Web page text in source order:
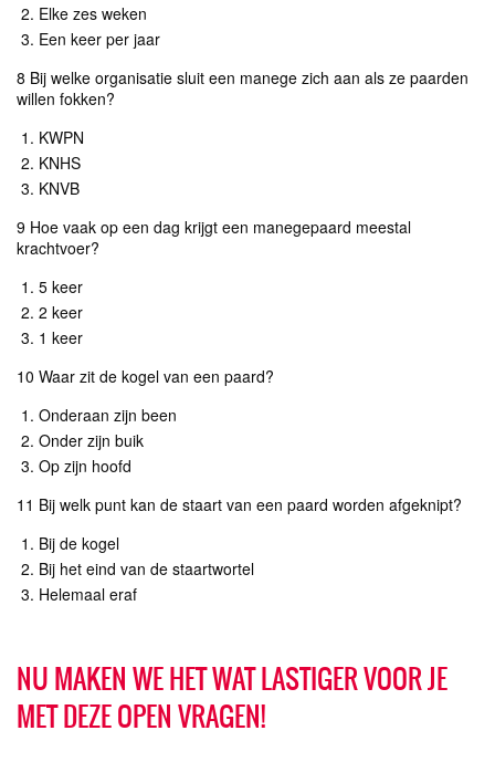
Elke zes weken
Een keer per jaar
8 Bij welke organisatie sluit een manege zich aan als ze paarden
willen fokken?
KWPN
KNHS
KNVB
9 Hoe vaak op een dag krijgt een manegepaard meestal
krachtvoer?
5 keer
2 keer
1 keer
10 Waar zit de kogel van een paard?
Onderaan zijn been
Onder zijn buik
Op zijn hoofd
11 Bij welk punt kan de staart van een paard worden afgeknipt?
Bij de kogel
Bij het eind van de staartwortel
Helemaal eraf
NU MAKEN WE HET WAT LASTIGER VOOR JE
MET DEZE OPEN VRAGEN!